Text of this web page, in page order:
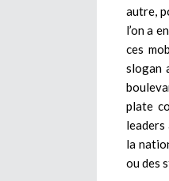
autre,
l’on a
ces
slogan
plate
leaders
la
ou des